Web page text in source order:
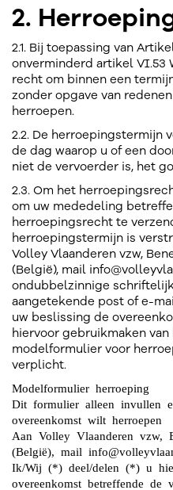
2.
2.1. Bij toepassing van
onverminderd artikel VI.53
recht om binnen een
zonder opgave van
herroepen.
2.2. De herroepingstermijn
de dag waarop u of een
niet de vervoerder is, het
2.3. Om het
om uw mededeling
herroepingsrecht te
herroepingstermijn is
Volley Vlaanderen vzw,
(België), mail
ondubbelzinnige
aangetekende post of e-
uw beslissing de
hiervoor gebruikmaken
modelformulier voor
verplicht.
Modelformulier herroeping
Dit formulier alleen invullen
overeenkomst wilt herroepen
Aan Volley Vlaanderen vzw,
(België), mail
Ik/Wij (*) deel/delen (*) u
overeenkomst betreffende de